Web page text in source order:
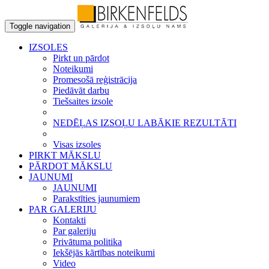
Toggle navigation
IZSOLES
Pirkt un pārdot
Noteikumi
Promesošā reģistrācija
Piedāvāt darbu
Tiešsaites izsole
NEDĒĻAS IZSOĻU LABĀKIE REZULTĀTI
Visas izsoles
PIRKT MĀKSLU
PĀRDOT MĀKSLU
JAUNUMI
JAUNUMI
Parakstīties jaunumiem
PAR GALERIJU
Kontakti
Par galeriju
Privātuma politika
Iekšējās kārtības noteikumi
Video